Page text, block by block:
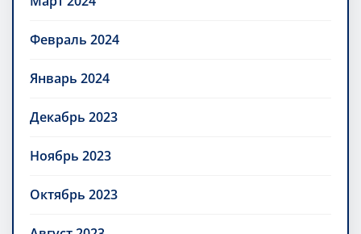
Февраль 2024
Январь 2024
Декабрь 2023
Ноябрь 2023
Октябрь 2023